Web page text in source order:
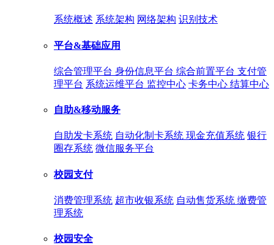
系统概述 系统架构 网络架构 识别技术
平台&基础应用
综合管理平台 身份信息平台 综合前置平台 支付管
理平台 系统运维平台 监控中心 卡务中心 结算中心
自助&移动服务
自助发卡系统 自动化制卡系统 现金充值系统 银行
圈存系统 微信服务平台
校园支付
消费管理系统 超市收银系统 自动售货系统 缴费管
理系统
校园安全